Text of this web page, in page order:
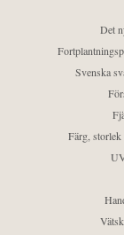
Det
Svenska
Färg,